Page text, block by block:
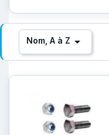
Nom, A à Z 